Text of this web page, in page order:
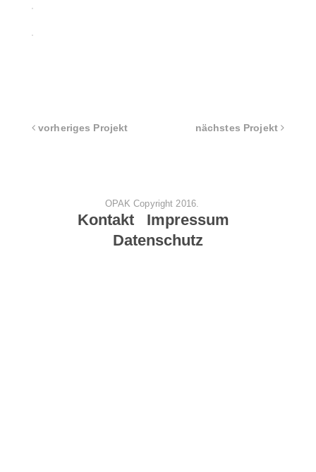
vorheriges Projekt nächstes Projekt
OPAK Copyright 2016.
Kontakt Impressum
Datenschutz